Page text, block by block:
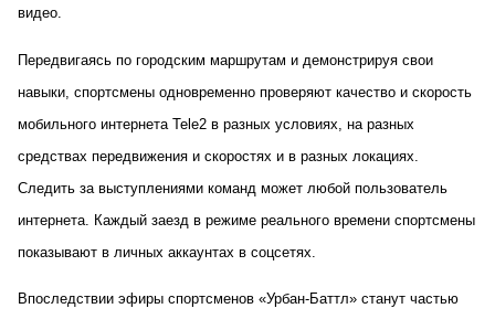
видео.
Передвигаясь по городским маршрутам и демонстрируя свои
навыки, спортсмены одновременно проверяют качество и скорость
мобильного интернета Tele2 в разных условиях, на разных
средствах передвижения и скоростях и в разных локациях.
Следить за выступлениями команд может любой пользователь
интернета. Каждый заезд в режиме реального времени спортсмены
показывают в личных аккаунтах в соцсетях.
Впоследствии эфиры спортсменов «Урбан-Баттл» станут частью